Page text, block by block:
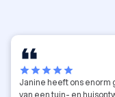
starstarstarstarstar
Janine heeft ons enorm
van een tuin- en